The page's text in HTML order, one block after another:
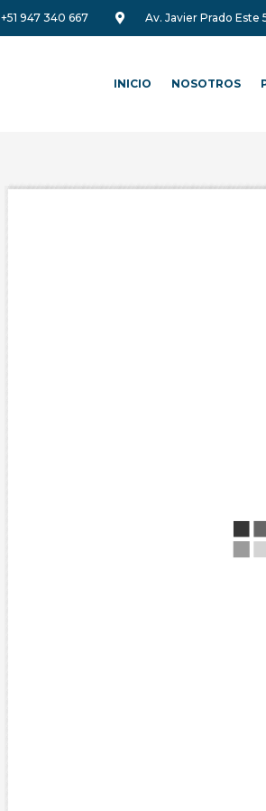
+51 947 340 667 Av. Javier Prado Este
INICIO NOSOTROS